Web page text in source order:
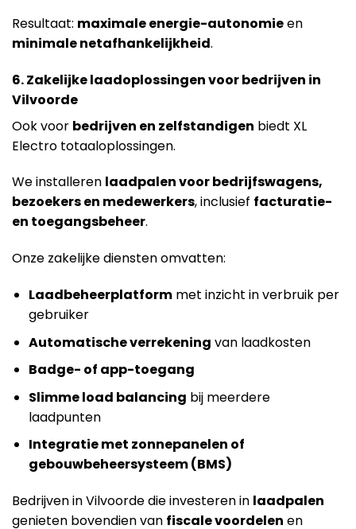
Resultaat: maximale energie-autonomieen
minimale netafhankelijkheid.
6. Zakelijke laadoplossingen voor bedrijven in
Vilvoorde
Ook voor bedrijven en zelfstandigen biedt XL
Electro totaaloplossingen.
We installeren laadpalen voor bedrijfswagens,
bezoekers en medewerkers, inclusief facturatie-
en toegangsbeheer.
Onze zakelijke diensten omvatten:
Laadbeheerplatformmet inzicht in verbruik per
gebruiker
Automatische verrekening van laadkosten
Badge- of app-toegang
Slimme load balancing bij meerdere
laadpunten
Integratie met zonnepanelen of
gebouwbeheersysteem (BMS)
Bedrijven in Vilvoorde die investeren in laadpalen
genieten bovendien van fiscale voordelen en